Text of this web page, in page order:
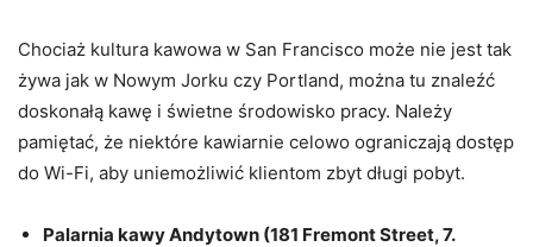
Chociaż kultura kawowa w San Francisco może nie jest tak
żywa jak w Nowym Jorku czy Portland, można tu znaleźć
doskonałą kawę i świetne środowisko pracy. Należy
pamiętać, że niektóre kawiarnie celowo ograniczają dostęp
do Wi-Fi, aby uniemożliwić klientom zbyt długi pobyt.
Palarnia kawy Andytown (181 Fremont Street, 7.